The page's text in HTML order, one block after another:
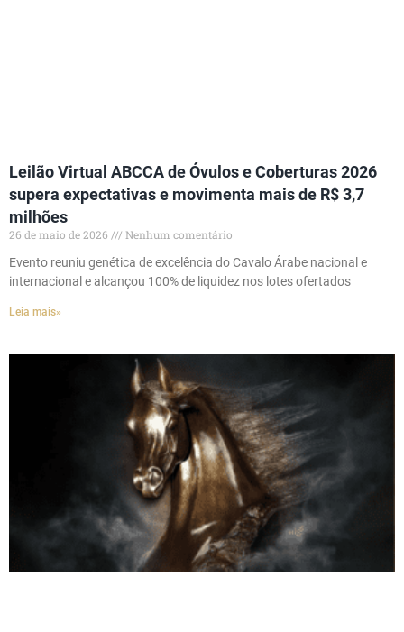
Leilão Virtual ABCCA de Óvulos e Coberturas 2026
supera expectativas e movimenta mais de R$ 3,7
milhões
26 de maio de 2026
Nenhum comentário
Evento reuniu genética de excelência do Cavalo Árabe nacional e
internacional e alcançou 100% de liquidez nos lotes ofertados
Leia mais»